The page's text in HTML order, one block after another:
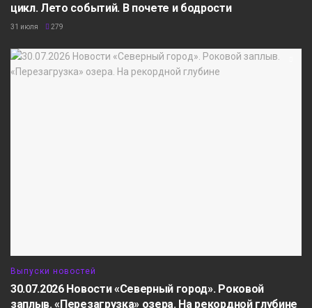
цикл. Лето событий. В почете и бодрости
31 июля 279
Выпуски новостей
30.07.2026 Новости «Северный город». Роковой
заплыв. «Перезагрузка» озера. На рекордной глубине